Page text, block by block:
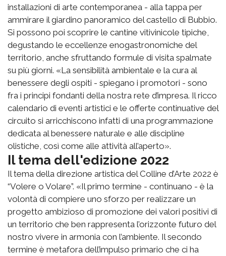
installazioni di arte contemporanea - alla tappa per
ammirare il giardino panoramico del castello di Bubbio.
Si possono poi scoprire le cantine vitivinicole tipiche,
degustando le eccellenze enogastronomiche del
territorio, anche sfruttando formule di visita spalmate
su più giorni. «La sensibilità ambientale e la cura al
benessere degli ospiti - spiegano i promotori - sono
fra i principi fondanti della nostra rete d’impresa. Il ricco
calendario di eventi artistici e le offerte continuative del
circuito si arricchiscono infatti di una programmazione
dedicata al benessere naturale e alle discipline
olistiche, così come alle attività all’aperto».
Il tema dell'edizione 2022
Il tema della direzione artistica del Colline d’Arte 2022 è
“Volere o Volare”. «Il primo termine - continuano - è la
volontà di compiere uno sforzo per realizzare un
progetto ambizioso di promozione dei valori positivi di
un territorio che ben rappresenta l’orizzonte futuro del
nostro vivere in armonia con l’ambiente. Il secondo
termine è metafora dell’impulso primario che ci ha